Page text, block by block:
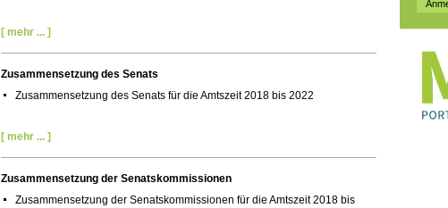
[ mehr ... ]
Zusammensetzung des Senats
Zusammensetzung des Senats für die Amtszeit 2018 bis 2022
[ mehr ... ]
Zusammensetzung der Senatskommissionen
Zusammensetzung der Senatskommissionen für die Amtszeit 2018 bis